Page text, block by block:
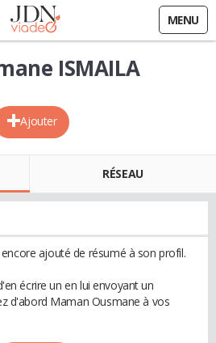
MENU
Ajouter
ISMAILA
RÉSEAU
ajouté de résumé à son profil.
écrire un en lui envoyant un
d'abord Maman Ousmane à vos